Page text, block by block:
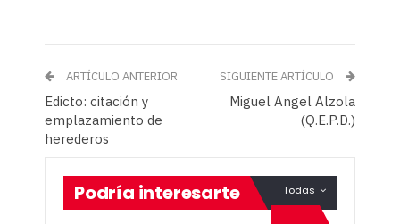
ARTÍCULO ANTERIOR
Edicto: citación y
emplazamiento de
herederos
SIGUIENTE ARTÍCULO
Miguel Angel Alzola
(Q.E.P.D.)
Todas
Podría interesarte